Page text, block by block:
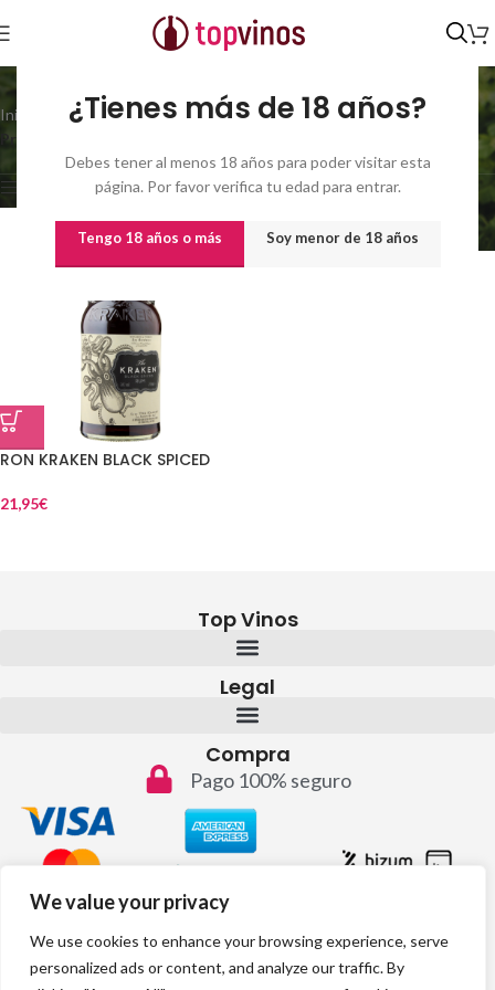
¿Tienes más de 18 años?
Debes tener al menos 18 años para poder visitar esta
página. Por favor verifica tu edad para entrar.
Tengo 18 años o más Soy menor de 18 años
We value your privacy
We use cookies to enhance your browsing experience, serve
personalized ads or content, and analyze our traffic. By
the kraken
Inicio
Productos etiquetados “the kraken”
Mostrando el único
Show sidebar
RON KRAKEN BLACK SPICED
21,95€
Top Vinos
Legal
Compra
Pago 100% seguro
Contacto
info@topvinos.com